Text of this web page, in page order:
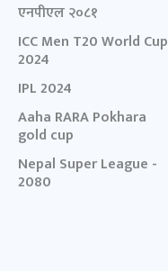
एनपीएल २०८१
ICC Men T20 World Cup
2024
IPL 2024
Aaha RARA Pokhara
gold cup
Nepal Super League -
2080